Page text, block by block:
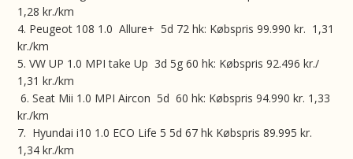
1,28 kr./km
4. Peugeot 108 1.0 Allure+ 5d 72 hk: Købspris 99.990 kr. 1,31
kr./km
5. VW UP 1.0 MPI take Up 3d 5g 60 hk: Købspris 92.496 kr./
1,31 kr./km
6. Seat Mii 1.0 MPI Aircon 5d 60 hk: Købspris 94.990 kr. 1,33
kr./km
7. Hyundai i10 1.0 ECO Life 5 5d 67 hk Købspris 89.995 kr.
1,34 kr./km